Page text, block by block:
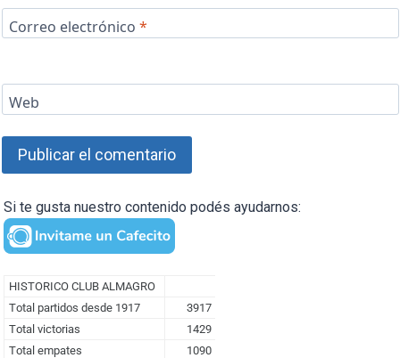
Correo electrónico *
Web
Si te gusta nuestro contenido podés ayudarnos: